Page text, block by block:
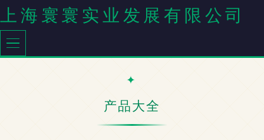
上海寰寰实业发展有限公司
产品大全